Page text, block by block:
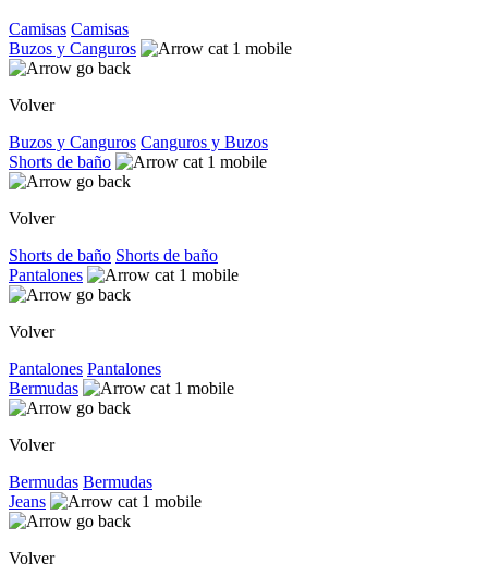
Camisas Camisas
Buzos y Canguros
Volver
Buzos y Canguros Canguros y Buzos
Shorts de baño
Volver
Shorts de baño Shorts de baño
Pantalones
Volver
Pantalones Pantalones
Bermudas
Volver
Bermudas Bermudas
Jeans
Volver